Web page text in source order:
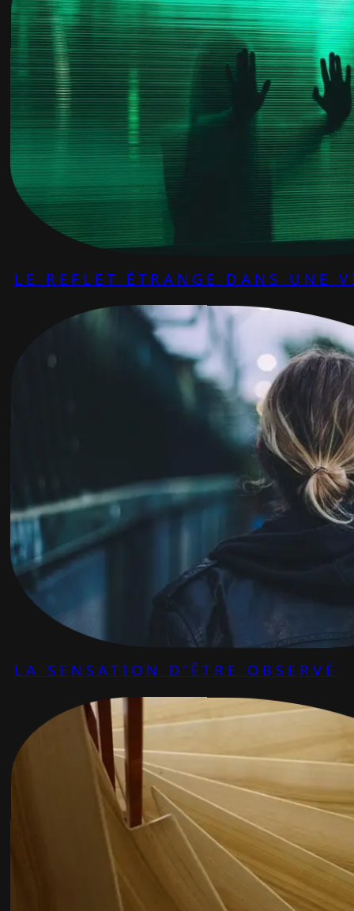
LE REFLET ÉTRANGE DANS UNE
LA SENSATION D’ÊTRE OBSERVÉ